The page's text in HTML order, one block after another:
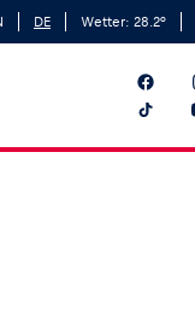
DE Wetter: 28.2°